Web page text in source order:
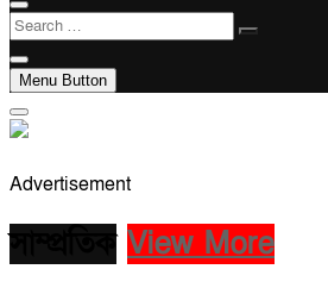
Search
…
Menu Button
Advertisement
View More